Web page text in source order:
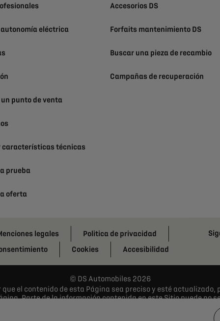
autonomía eléctrica
punto de venta
características técnicas
prueba
oferta
Accesorios DS
Forfaits mantenimiento DS
Buscar una pieza de recambio
Campañas de recuperación
legales
Politica de privacidad
Cookies Accesibilidad
DS Automobiles 2026
el contenido de esta Página sea preciso y esté
Parte de la información contenida en este Sitio puede no
descritos o mostrados pueden estar disponibles sólo en
las especificaciones del producto en cualquier momento.